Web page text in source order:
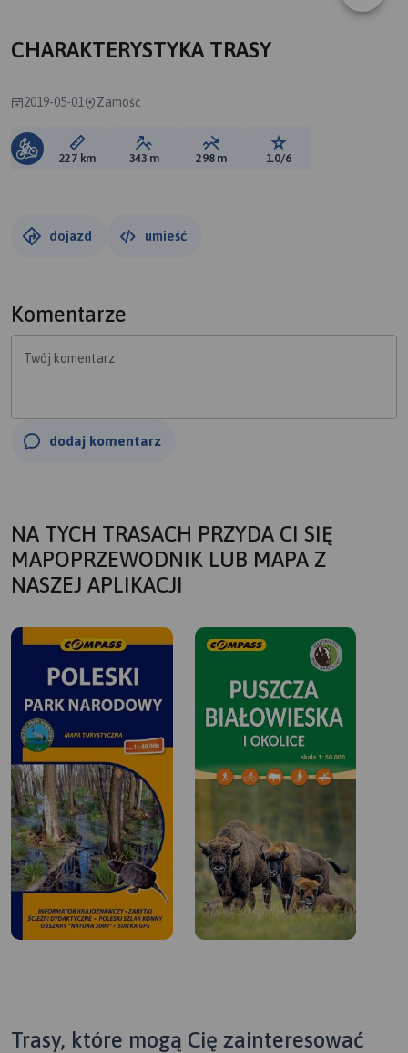
CHARAKTERYSTYKA TRASY
2019-05-01 Zamość
Długość trasy:
227 km Suma przewyższeń:
343 m Suma spadków:
298 m Ocena trasy:
1.0/6
dojazd umieść
Komentarze
Twój komentarz
dodaj komentarz
NA TYCH TRASACH PRZYDA CI SIĘ
MAPOPRZEWODNIK LUB MAPA Z
NASZEJ APLIKACJI
Trasy, które mogą Cię zainteresować